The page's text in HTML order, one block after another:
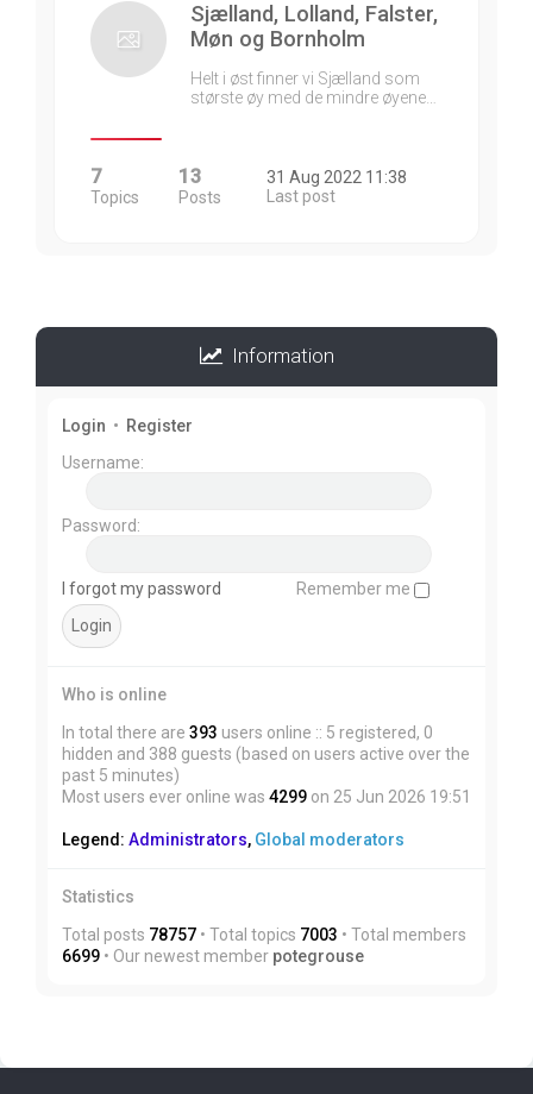
Sjælland, Lolland, Falster,
Møn og Bornholm
Helt i øst finner vi Sjælland som
største øy med de mindre øyene…
7
Topics
13
Posts
31 Aug 2022 11:38
Last post
Information
Login • Register
Username:
Password:
I forgot my password Remember me
Who is online
In total there are 393 users online :: 5 registered, 0
hidden and 388 guests (based on users active over the
past 5 minutes)
Most users ever online was 4299 on 25 Jun 2026 19:51
Legend: Administrators, Global moderators
Statistics
Total posts 78757 • Total topics 7003 • Total members
6699 • Our newest member potegrouse